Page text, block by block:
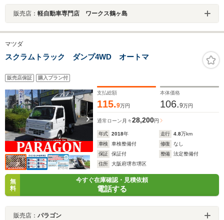
販売店： 軽自動車専門店 ワークス鶴ヶ島
マツダ
スクラムトラック ダンプ4WD オートマ
販売店保証 購入プラン付
支払総額
115.9万円
本体価格
106.9万円
通常ローン 月々28,200円
年式 2018年 走行 4.8万km
車検
車検整備付 修復
なし
保証
保証付 整備
法定整備付
住所
大阪府堺市堺区
無
料
今すぐ在庫確認・見積依頼
電話する
販売店： パラゴン